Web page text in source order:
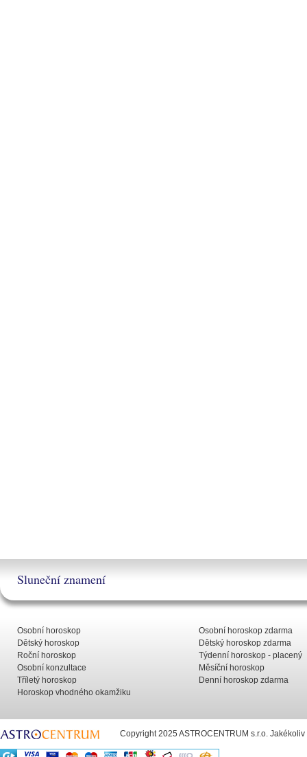
Sluneční znamení
Osobní horoskop
Dětský horoskop
Roční horoskop
Osobní konzultace
Tříletý horoskop
Horoskop vhodného okamžiku
Osobní horoskop zdarma
Dětský horoskop zdarma
Týdenní horoskop - placený
Měsíční horoskop
Denní horoskop zdarma
Copyright 2025 ASTROCENTRUM s.r.o.